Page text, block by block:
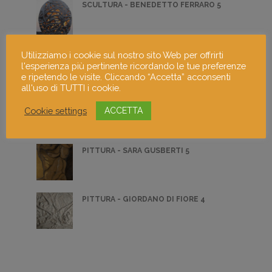
SCULTURA - BENEDETTO FERRARO 5
LUCI E OMBRE IN ALE
FOTOGRAFIA MARCO CATTANEO 5
PITTURA - SARA GUSBERTI 5
PITTURA - GIORDANO DI FIORE 4
Utilizziamo i cookie sul nostro sito Web per offrirti
l'esperienza più pertinente ricordando le tue preferenze
e ripetendo le visite. Cliccando “Accetta” acconsenti
all'uso di TUTTI i cookie.
Cookie settings ACCETTA